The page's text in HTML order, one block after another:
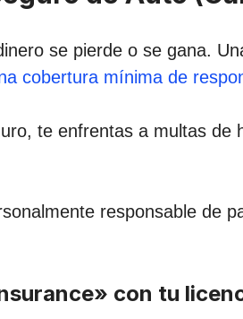
se pierde o se gana.
cobertura mínima de
te enfrentas a multas de
responsable de
con tu